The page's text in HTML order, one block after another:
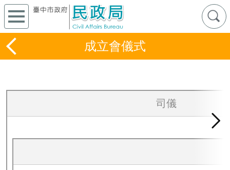
成立會儀式
司儀